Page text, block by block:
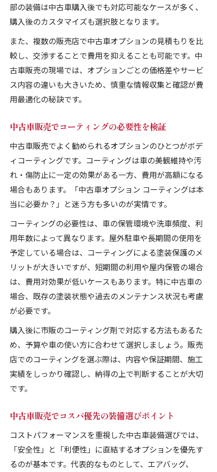
部の装備は中古車購入後でも対応可能なケースが多く、
購入後のカスタマイズも選択肢となります。
また、複数の販売店で中古車オプションの見積もりを比
較し、交渉することで費用を抑えることも可能です。中
古車販売の現場では、オプションごとの価格差やサービ
ス内容の違いも大きいため、慎重な情報収集と確認が費
用最適化の秘訣です。
中古車販売でコーティングの必要性を検証
中古車販売でよく勧められるオプションのひとつがボデ
ィコーティングです。コーティングは車の美観維持や汚
れ・傷防止に一定の効果がある一方、費用が高額になる
場合もあります。「中古車オプション コーティングは本
当に必要か？」と迷う方も多いのが実情です。
コーティングの必要性は、車の保管環境や洗車頻度、利
用年数によって異なります。屋外駐車や長期間の使用を
予定している場合は、コーティングによる塗装保護のメ
リットが大きいですが、短期間の利用や屋内保管の場合
は、費用対効果が低いケースもあります。特に中古車の
場合、既存の塗装状態や過去のメンテナンス状況も考慮
が必要です。
購入後に市販のコーティング剤で対応する方法もあるた
め、予算や車の使い方に合わせて選択しましょう。販売
店でのコーティングを選ぶ際は、内容や保証期間、施工
実績をしっかり確認し、納得の上で判断することが大切
です。
中古車販売でコスパ優先の装備選びポイント
コストパフォーマンスを重視した中古車装備選びでは、
「安全性」と「利便性」に直結するオプションを優先す
るのが基本です。代表的なものとして、エアバッグ、